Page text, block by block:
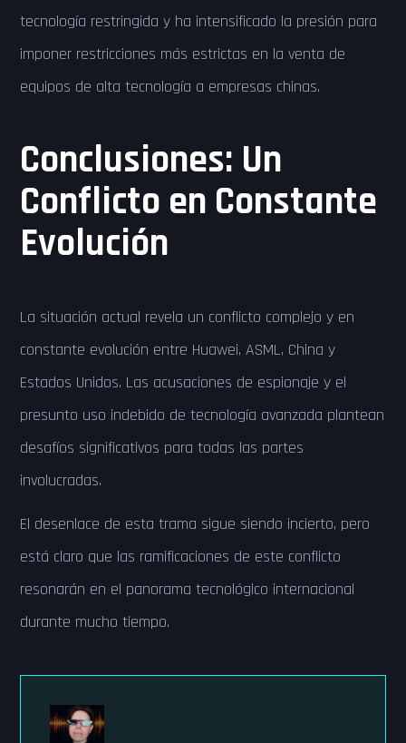
tecnología restringida y ha intensificado la presión para
imponer restricciones más estrictas en la venta de
equipos de alta tecnología a empresas chinas.
Conclusiones: Un
Conflicto en Constante
Evolución
La situación actual revela un conflicto complejo y en
constante evolución entre Huawei, ASML, China y
Estados Unidos. Las acusaciones de espionaje y el
presunto uso indebido de tecnología avanzada plantean
desafíos significativos para todas las partes
involucradas.
El desenlace de esta trama sigue siendo incierto, pero
está claro que las ramificaciones de este conflicto
resonarán en el panorama tecnológico internacional
durante mucho tiempo.